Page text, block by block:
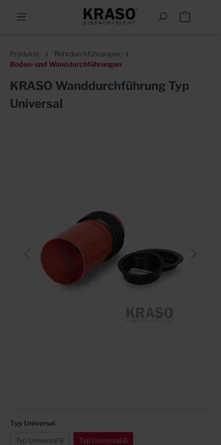
Produkte
Rohrdurchführungen
Boden- und Wanddurchführungen
KRASO Wanddurchführung Typ
Universal
Typ Universal
Typ Universal B Typ Universal D